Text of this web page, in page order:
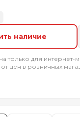
наличие
только для интернет-
цен в розничных